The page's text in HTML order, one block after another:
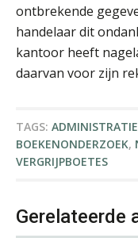
ontbrekende
handelaar dit
kantoor heeft
daarvan voor zijn
TAGS:
BOEKENONDERZOEK,
VERGRIJPBOETES
Gerelateerde